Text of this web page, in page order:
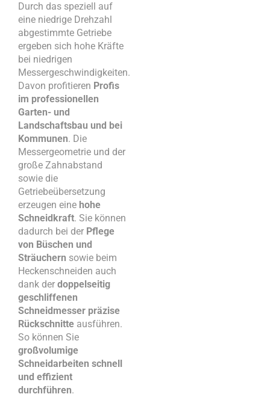
Durch das speziell auf
eine niedrige Drehzahl
abgestimmte Getriebe
ergeben sich hohe Kräfte
bei niedrigen
Messergeschwindigkeiten.
Davon profitieren Profis
im professionellen
Garten- und
Landschaftsbau und bei
Kommunen. Die
Messergeometrie und der
große Zahnabstand
sowie die
Getriebeübersetzung
erzeugen eine hohe
Schneidkraft. Sie können
dadurch bei der Pflege
von Büschen und
Sträuchern sowie beim
Heckenschneiden auch
dank der doppelseitig
geschliffenen
Schneidmesser präzise
Rückschnitte ausführen.
So können Sie
großvolumige
Schneidarbeiten schnell
und effizient
durchführen.